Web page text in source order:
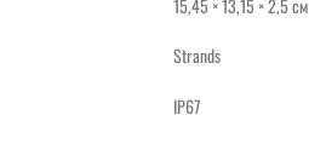
15,45 × 13,15 × 2,5 см
Strands
IP67